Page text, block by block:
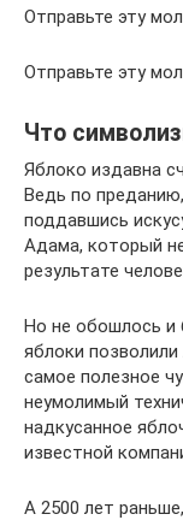
Отправьте эту
Отправьте эту
Что
Яблоко издавна
Ведь по
поддавшись
Адама, который
результате
Но не обошлось и
яблоки
самое полезное
неумолимый
надкусанное
известной
А 2500 лет